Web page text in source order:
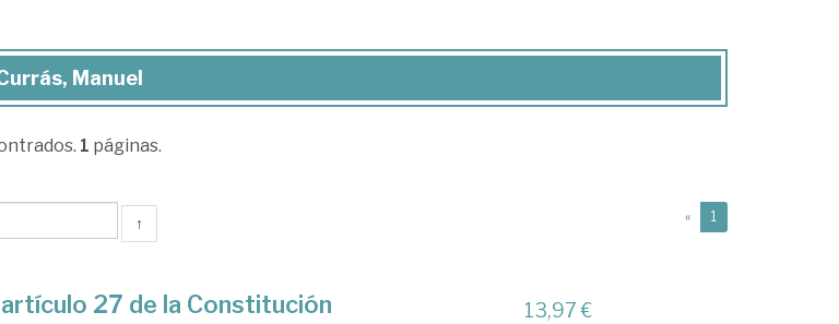
Manuel
1 páginas.
↑ « 1
artículo 27 de la Constitución 13,97 €